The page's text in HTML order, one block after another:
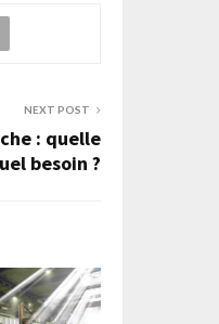
NEXT POST
: quelle
besoin ?